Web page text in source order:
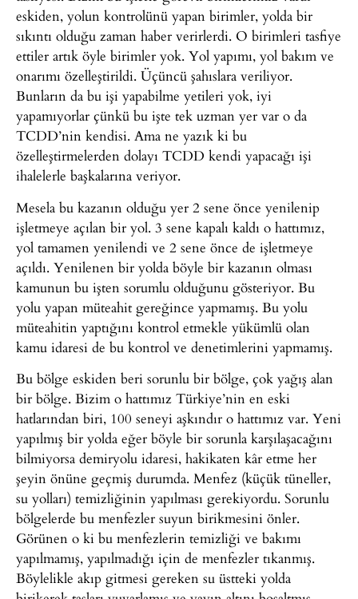
eskiden, yolun kontrolünü yapan birimler, yolda bir
sıkıntı olduğu zaman haber verirlerdi. O birimleri tasfiye
ettiler artık öyle birimler yok. Yol yapımı, yol bakım ve
onarımı özelleştirildi. Üçüncü şahıslara veriliyor.
Bunların da bu işi yapabilme yetileri yok, iyi
yapamıyorlar çünkü bu işte tek uzman yer var o da
TCDD’nin kendisi. Ama ne yazık ki bu
özelleştirmelerden dolayı TCDD kendi yapacağı işi
ihalelerle başkalarına veriyor.
Mesela bu kazanın olduğu yer 2 sene önce yenilenip
işletmeye açılan bir yol. 3 sene kapalı kaldı o hattımız,
yol tamamen yenilendi ve 2 sene önce de işletmeye
açıldı. Yenilenen bir yolda böyle bir kazanın olması
kamunun bu işten sorumlu olduğunu gösteriyor. Bu
yolu yapan müteahit gereğince yapmamış. Bu yolu
müteahitin yaptığını kontrol etmekle yükümlü olan
kamu idaresi de bu kontrol ve denetimlerini yapmamış.
Bu bölge eskiden beri sorunlu bir bölge, çok yağış alan
bir bölge. Bizim o hattımız Türkiye’nin en eski
hatlarından biri, 100 seneyi aşkındır o hattımız var. Yeni
yapılmış bir yolda eğer böyle bir sorunla karşılaşacağını
bilmiyorsa demiryolu idaresi, hakikaten kâr etme her
şeyin önüne geçmiş durumda. Menfez (küçük tüneller,
su yolları) temizliğinin yapılması gerekiyordu. Sorunlu
bölgelerde bu menfezler suyun birikmesini önler.
Görünen o ki bu menfezlerin temizliği ve bakımı
yapılmamış, yapılmadığı için de menfezler tıkanmış.
Böylelikle akıp gitmesi gereken su üstteki yolda